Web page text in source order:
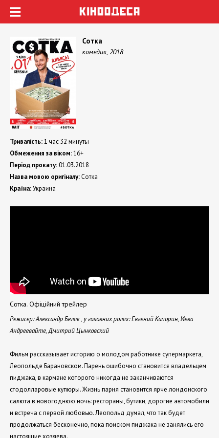
Сотка
комедия, 2018
Тривалість:1 час 32 минуты
Обмеження за віком:16+
Період прокату:01.03.2018
Назва мовою оригіналу:Сотка
Країна:Украина
Сотка. Офіційний трейлер
Режисер: Александр Беляк , у головних ролях: Евгений Капорин, Иева
Андреевайте, Дмитрий Цынковский
Фильм рассказывает историю о молодом работнике супермаркета,
Леопольде Барановском. Парень ошибочно становится владельцем
пиджака, в кармане которого никогда не заканчиваются
стодолларовые купюры. Жизнь парня становится ярче лондонского
салюта в новогоднюю ночь: рестораны, бутики, дорогие автомобили
и встреча с первой любовью. Леопольд думал, что так будет
продолжаться бесконечно, пока поиском пиджака не занялись его
настоящие хозяева.